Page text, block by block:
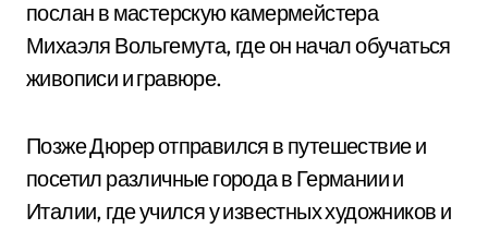
послан в мастерскую камермейстера
Михаэля Вольгемута, где он начал обучаться
живописи и гравюре.
Позже Дюрер отправился в путешествие и
посетил различные города в Германии и
Италии, где учился у известных художников и